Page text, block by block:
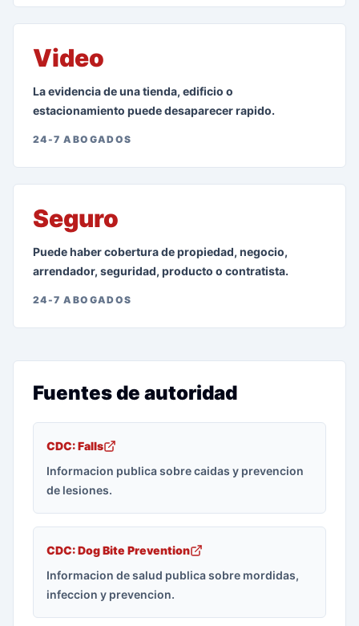
Video
La evidencia de una tienda, edificio o
estacionamiento puede desaparecer rapido.
24-7 ABOGADOS
Seguro
Puede haber cobertura de propiedad, negocio,
arrendador, seguridad, producto o contratista.
24-7 ABOGADOS
Fuentes de autoridad
CDC: Falls
Informacion publica sobre caidas y prevencion
de lesiones.
CDC: Dog Bite Prevention
Informacion de salud publica sobre mordidas,
infeccion y prevencion.